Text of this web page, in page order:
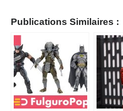
Publications Similaires :